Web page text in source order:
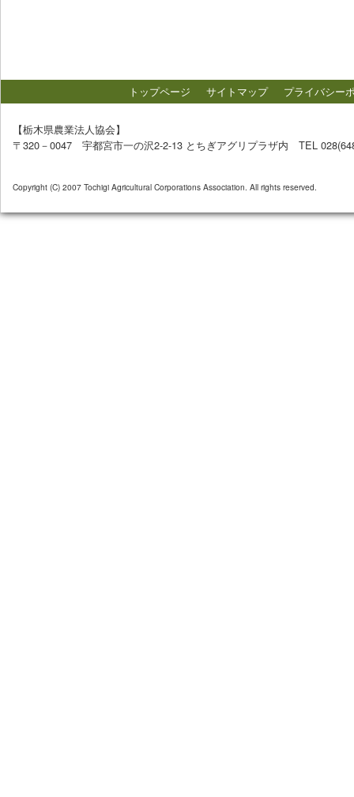
トップページ サイトマップ プライバシー
【栃木県農業法人協会】
〒320－0047 宇都宮市一の沢2-2-13 とちぎアグリプラザ内 TEL
Copyright (C) 2007 Tochigi Agricultural Corporations Association. All rights reserved.